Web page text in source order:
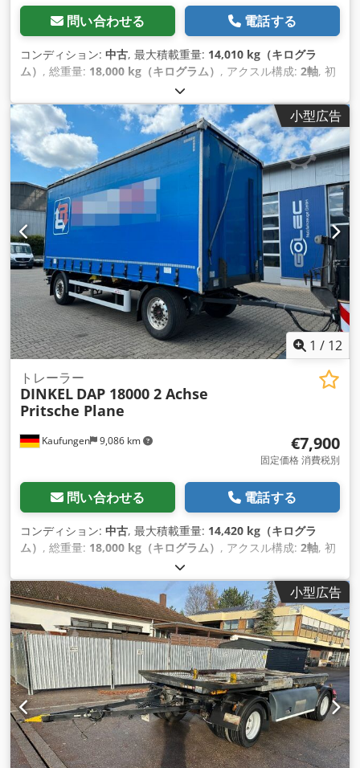
問い合わせる 電話する
コンディション: 中古, 最大積載重量: 14,010 kg（キログラ
ム） , 総重量: 18,000 kg（キログラム） , アクスル構成: 2軸, 初
, 次回検査（TÜV）:
備:ABS（アンチロック・ブレーキ・システム）,
小型広告
1 / 12
Kaufungen 9,086 km
トレーラー
DINKEL DAP 18000 2 Achse
Pritsche Plane
€7,900
固定価格 消費税別
問い合わせる 電話する
コンディション: 中古, 最大積載重量: 14,420 kg（キログラ
ム） , 総重量: 18,000 kg（キログラム） , アクスル構成: 2軸, 初
, 次回検査（TÜV）:
小型広告